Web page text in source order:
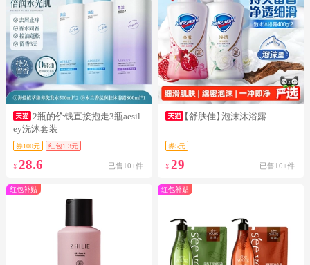
2瓶的价钱直接抱走3瓶aesil
ey洗沐套装
券100元 红包1.3元
¥ 28.6 已售10+件
【舒肤佳】泡沫沐浴露
券5元
¥29 已售10+件
红包补贴 红包补贴